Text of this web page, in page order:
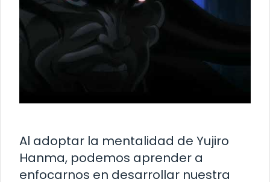
Al adoptar la mentalidad de Yujiro
Hanma, podemos aprender a
enfocarnos en desarrollar nuestra